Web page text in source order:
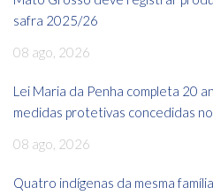
safra 2025/26
08 ago, 2026
Lei Maria da Penha completa 20
medidas protetivas concedidas
08 ago, 2026
Quatro indígenas da mesma